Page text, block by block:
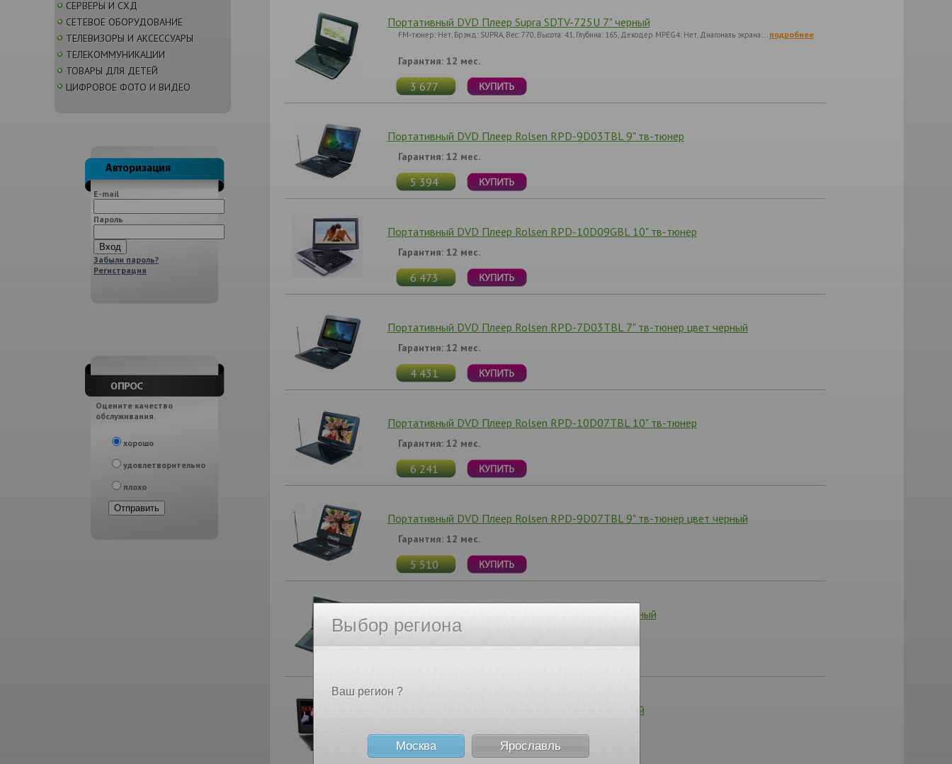
СЕРВЕРЫ И СХД
СЕТЕВОЕ ОБОРУДОВАНИЕ
ТЕЛЕВИЗОРЫ И АКСЕССУАРЫ
ТЕЛЕКОММУНИКАЦИИ
ТОВАРЫ ДЛЯ ДЕТЕЙ
ЦИФРОВОЕ ФОТО И ВИДЕО
E-mail
Пароль
Забыли пароль?
Регистрация
Оцените качество
обслуживания.
хорошо
удовлетворительно
плохо
Портативный DVD Плеер Supra SDTV-725U 7" черный
FM-тюнер: Нет, Брэнд: SUPRA, Вес: 770, Высота: 41, Глубина: 165, Декодер MPEG4: Нет, Диагональ экрана:… подробнее
Гарантия: 12 мес.
3 677
Портативный DVD Плеер Rolsen RPD-9D03TBL 9" тв-тюнер
Гарантия: 12 мес.
5 394
Портативный DVD Плеер Rolsen RPD-10D09GBL 10" тв-тюнер
Гарантия: 12 мес.
6 473
Портативный DVD Плеер Rolsen RPD-7D03TBL 7" тв-тюнер цвет черный
Гарантия: 12 мес.
4 431
Портативный DVD Плеер Rolsen RPD-10D07TBL 10" тв-тюнер
Гарантия: 12 мес.
6 241
Портативный DVD Плеер Rolsen RPD-9D07TBL 9" тв-тюнер цвет черный
Гарантия: 12 мес.
5 510
Портативный DVD Плеер Supra SDTV-917UT 9" черный
Гарантия: 12 мес.
Портативный DVD Плеер Supra SDTV-916UT черный
5 556
Выбор региона
Ваш регион ?
Москва Ярославль